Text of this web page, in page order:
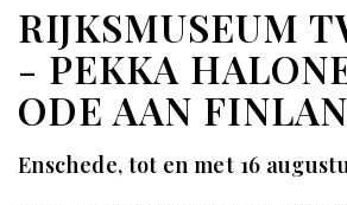
RIJKSMUSEUM
- PEKKA
ODE AAN
Enschede, tot en met 16